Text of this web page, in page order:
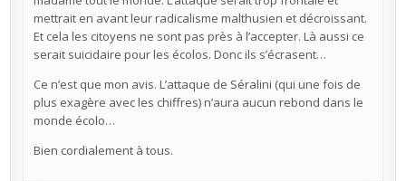
mettrait en avant leur radicalisme malthusien et décroissant.
Et cela les citoyens ne sont pas près à l’accepter. Là aussi ce
serait suicidaire pour les écolos. Donc ils s’écrasent…
Ce n’est que mon avis. L’attaque de Séralini (qui une fois de
plus exagère avec les chiffres) n’aura aucun rebond dans le
monde écolo…
Bien cordialement à tous.